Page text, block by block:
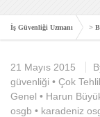
İş Güvenliği Uzmanı >
21 Mayıs 2015
güvenliği • Çok
Genel • Harun
osgb • karadeniz